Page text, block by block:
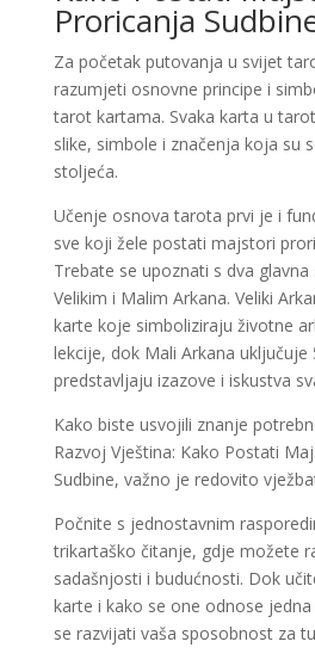
Proricanja
Za početak putovanja u svijet
razumjeti osnovne principe i
tarot kartama. Svaka karta u
slike, simbole i značenja koja su
stoljeća.
Učenje osnova tarota prvi je i
sve koji žele postati majstori
Trebate se upoznati s dva
Velikim i Malim Arkana. Veliki
karte koje simboliziraju životne
lekcije, dok Mali Arkana uključuje
predstavljaju izazove i iskustva
Kako biste usvojili znanje
Razvoj Vještina: Kako Postati
Sudbine, važno je redovito
Počnite s jednostavnim
trikartaško čitanje, gdje možete
sadašnjosti i budućnosti. Dok
karte i kako se one odnose
se razvijati vaša sposobnost za